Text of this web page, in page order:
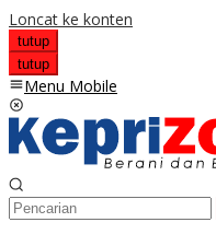
Loncat ke konten
tutup
tutup
Menu Mobile